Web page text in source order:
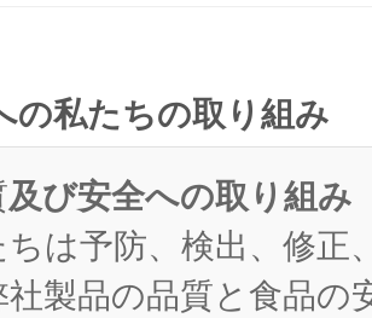
の私たちの取り組み
及び安全への取り組み
ちは予防、検出、修正
社製品の品質と食品の